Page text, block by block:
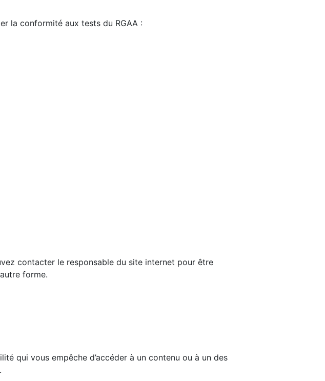
la conformité aux tests du RGAA :
contacter le responsable du site internet pour être
forme.
qui vous empêche d’accéder à un contenu ou à un des